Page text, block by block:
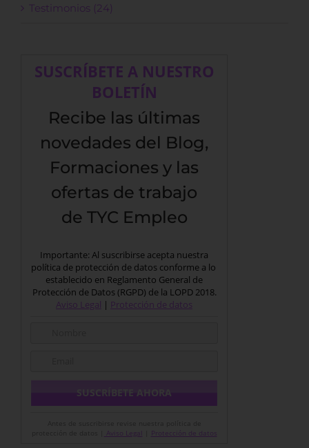
Testimonios (24)
SUSCRÍBETE A NUESTRO
BOLETÍN
Recibe las últimas
novedades del Blog,
Formaciones y las
ofertas de trabajo
de TYC Empleo
Importante: Al suscribirse acepta nuestra
política de protección de datos conforme a lo
establecido en Reglamento General de
Protección de Datos (RGPD) de la LOPD 2018.
Aviso Legal | Protección de datos
Aviso Legal Protección de datos